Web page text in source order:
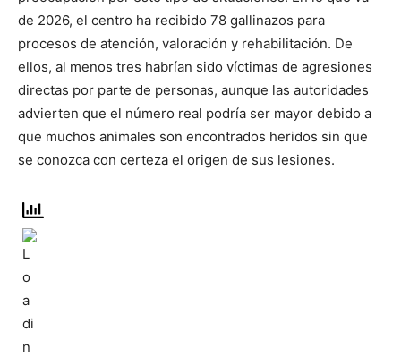
de 2026, el centro ha recibido 78 gallinazos para
procesos de atención, valoración y rehabilitación. De
ellos, al menos tres habrían sido víctimas de agresiones
directas por parte de personas, aunque las autoridades
advierten que el número real podría ser mayor debido a
que muchos animales son encontrados heridos sin que
se conozca con certeza el origen de sus lesiones.